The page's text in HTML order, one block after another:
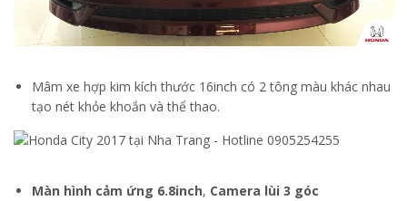
Mâm xe hợp kim kích thước 16inch có 2 tông màu khác nhau
tạo nét khỏe khoắn và thể thao.
Màn hình cảm ứng 6.8inch, Camera lùi 3 góc